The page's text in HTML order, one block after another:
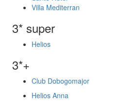
Villa Mediterran
3* super
Helios
3*+
Club Dobogomajor
Helios Anna